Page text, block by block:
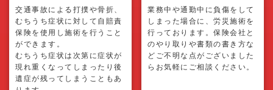
交通事故による打撲や骨折、
むちうち症状に対して自賠責
保険を使用し施術を行うこと
ができます。
むちうち症状は次第に症状が
現れ重くなってしまったり後
遺症が残ってしまうこともあ
業務中や通勤中に負傷をして
しまった場合に、労災施術を
行っております。保険会社と
のやり取りや書類の書き方な
どご不明な点がございました
らお気軽にご相談ください。